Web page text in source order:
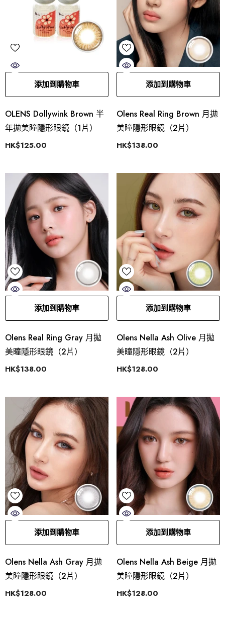
添加到購物車
OLENS Dollywink Brown 半
年拋美瞳隱形眼鏡（1片）
HK$125.00
添加到購物車
Olens Real Ring Brown 月拋
美瞳隱形眼鏡（2片）
HK$138.00
添加到購物車
Olens Real Ring Gray 月拋
美瞳隱形眼鏡（2片）
HK$138.00
添加到購物車
Olens Nella Ash Olive 月拋
美瞳隱形眼鏡（2片）
HK$128.00
添加到購物車
Olens Nella Ash Gray 月拋
美瞳隱形眼鏡（2片）
HK$128.00
添加到購物車
Olens Nella Ash Beige 月拋
美瞳隱形眼鏡（2片）
HK$128.00